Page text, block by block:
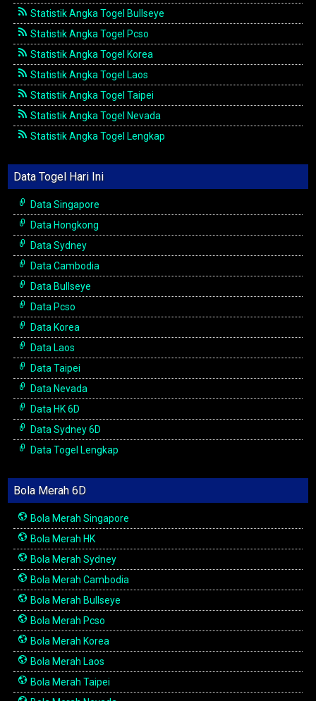
Statistik Angka Togel Bullseye
Statistik Angka Togel Pcso
Statistik Angka Togel Korea
Statistik Angka Togel Laos
Statistik Angka Togel Taipei
Statistik Angka Togel Nevada
Statistik Angka Togel Lengkap
Data Togel Hari Ini
Data Singapore
Data Hongkong
Data Sydney
Data Cambodia
Data Bullseye
Data Pcso
Data Korea
Data Laos
Data Taipei
Data Nevada
Data HK 6D
Data Sydney 6D
Data Togel Lengkap
Bola Merah 6D
Bola Merah Singapore
Bola Merah HK
Bola Merah Sydney
Bola Merah Cambodia
Bola Merah Bullseye
Bola Merah Pcso
Bola Merah Korea
Bola Merah Laos
Bola Merah Taipei